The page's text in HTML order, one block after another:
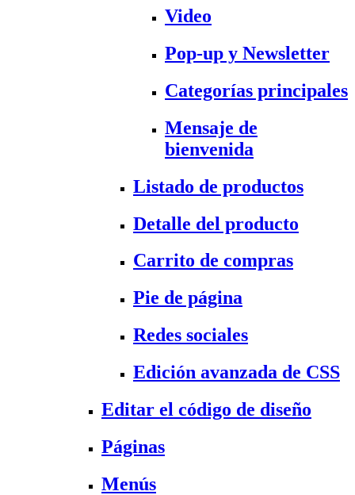
Video
Pop-up y Newsletter
Categorías principales
Mensaje de
bienvenida
Listado de productos
Detalle del producto
Carrito de compras
Pie de página
Redes sociales
Edición avanzada de CSS
Editar el código de diseño
Páginas
Menús